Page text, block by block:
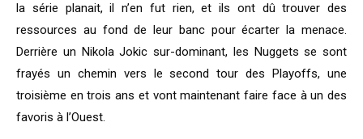
la série planait, il n’en fut rien, et ils ont dû trouver des
ressources au fond de leur banc pour écarter la menace.
Derrière un Nikola Jokic sur-dominant, les Nuggets se sont
frayés un chemin vers le second tour des Playoffs, une
troisième en trois ans et vont maintenant faire face à un des
favoris à l’Ouest.